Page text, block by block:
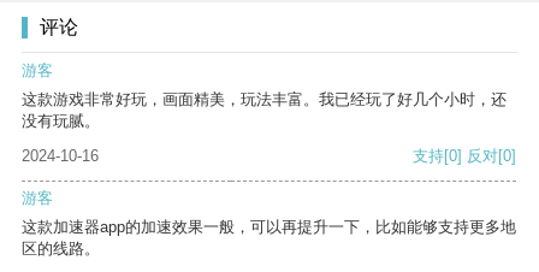
评论
游客
这款游戏非常好玩，画面精美，玩法丰富。我已经玩了好几个小时，还
没有玩腻。
2024-10-16
支持[0] 反对[0]
游客
这款加速器app的加速效果一般，可以再提升一下，比如能够支持更多地
区的线路。